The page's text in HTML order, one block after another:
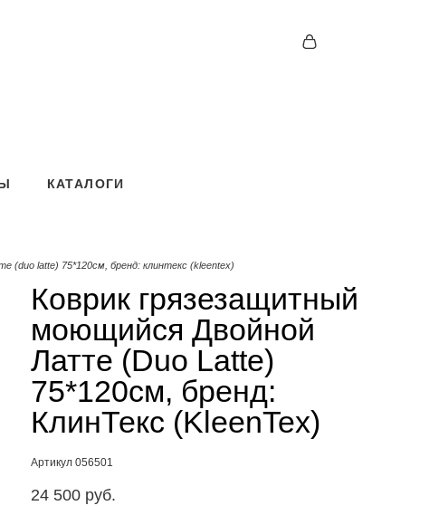
КАТАЛОГИ
КАТАЛОГИ
(duo latte) 75*120см, бренд: клинтекс (kleentex)
Коврик грязезащитный
моющийся Двойной
Латте (Duo Latte)
75*120см, бренд:
КлинТекс (KleenTex)
Артикул 056501
24 500 pуб.